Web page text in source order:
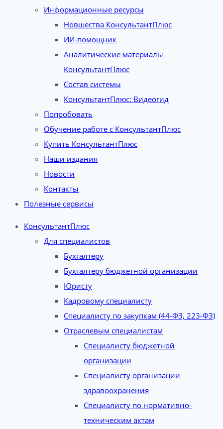
Информационные ресурсы
Новшества КонсультантПлюс
ИИ-помощник
Аналитические материалы
КонсультантПлюс
Состав системы
КонсультантПлюс: Видеогид
Попробовать
Обучение работе с КонсультантПлюс
Купить КонсультантПлюс
Наши издания
Новости
Контакты
Полезные сервисы
КонсультантПлюс
Для специалистов
Бухгалтеру
Бухгалтеру бюджетной организации
Юристу
Кадровому специалисту
Специалисту по закупкам (44-ФЗ, 223-ФЗ)
Отраслевым специалистам
Специалисту бюджетной
организации
Специалисту организации
здравоохранения
Специалисту по нормативно-
техническим актам